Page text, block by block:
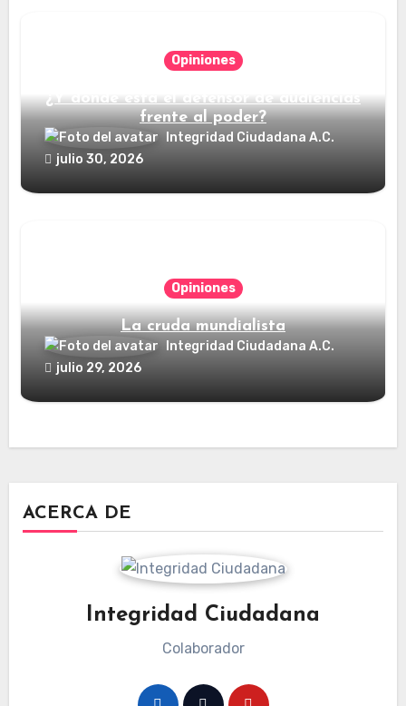
Opiniones
¿Y dónde está el defensor de audiencias
frente al poder?
Integridad Ciudadana A.C.
julio 30, 2026
Opiniones
La cruda mundialista
Integridad Ciudadana A.C.
julio 29, 2026
ACERCA DE
Integridad Ciudadana
Colaborador